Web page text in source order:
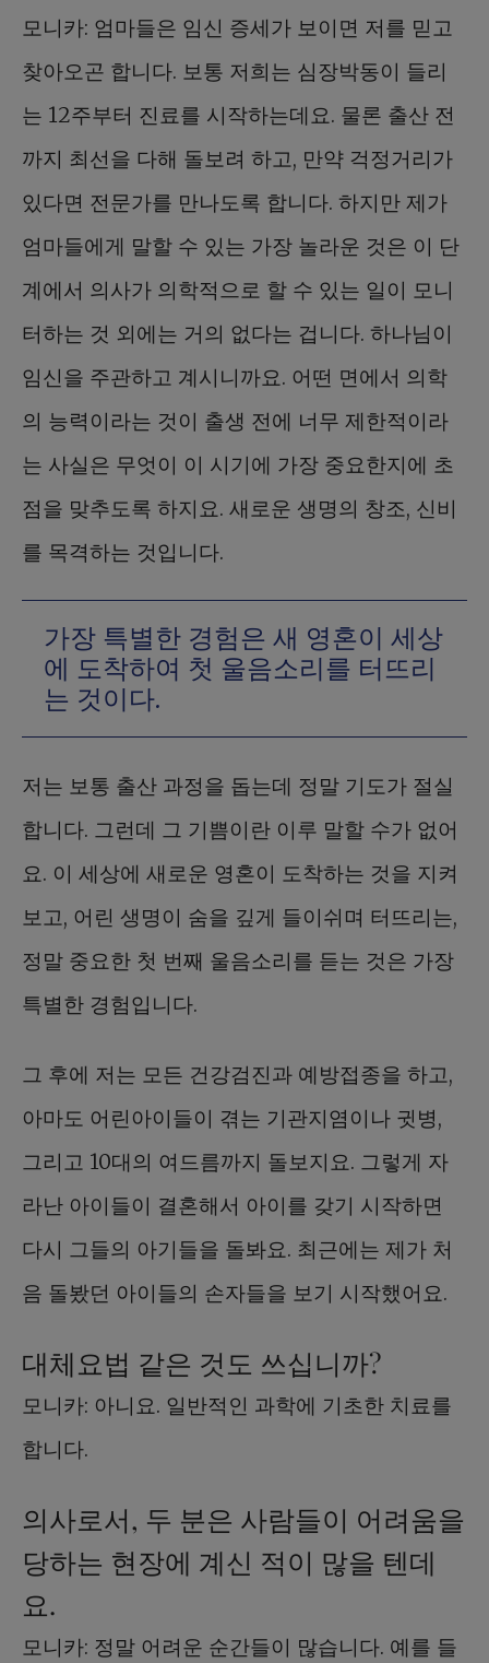
모니카: 엄마들은 임신 증세가 보이면 저를 믿고
찾아오곤 합니다. 보통 저희는 심장박동이 들리
는 12주부터 진료를 시작하는데요. 물론 출산 전
까지 최선을 다해 돌보려 하고, 만약 걱정거리가
있다면 전문가를 만나도록 합니다. 하지만 제가
엄마들에게 말할 수 있는 가장 놀라운 것은 이 단
계에서 의사가 의학적으로 할 수 있는 일이 모니
터하는 것 외에는 거의 없다는 겁니다. 하나님이
임신을 주관하고 계시니까요. 어떤 면에서 의학
의 능력이라는 것이 출생 전에 너무 제한적이라
는 사실은 무엇이 이 시기에 가장 중요한지에 초
점을 맞추도록 하지요. 새로운 생명의 창조, 신비
를 목격하는 것입니다.
가장 특별한 경험은 새 영혼이 세상
에 도착하여 첫 울음소리를 터뜨리
는 것이다.
저는 보통 출산 과정을 돕는데 정말 기도가 절실
합니다. 그런데 그 기쁨이란 이루 말할 수가 없어
요. 이 세상에 새로운 영혼이 도착하는 것을 지켜
보고, 어린 생명이 숨을 깊게 들이쉬며 터뜨리는,
정말 중요한 첫 번째 울음소리를 듣는 것은 가장
특별한 경험입니다.
그 후에 저는 모든 건강검진과 예방접종을 하고,
아마도 어린아이들이 겪는 기관지염이나 귓병,
그리고 10대의 여드름까지 돌보지요. 그렇게 자
라난 아이들이 결혼해서 아이를 갖기 시작하면
다시 그들의 아기들을 돌봐요. 최근에는 제가 처
음 돌봤던 아이들의 손자들을 보기 시작했어요.
대체요법 같은 것도 쓰십니까?
모니카: 아니요. 일반적인 과학에 기초한 치료를
합니다.
의사로서, 두 분은 사람들이 어려움을
당하는 현장에 계신 적이 많을 텐데
요.
모니카: 정말 어려운 순간들이 많습니다. 예를 들